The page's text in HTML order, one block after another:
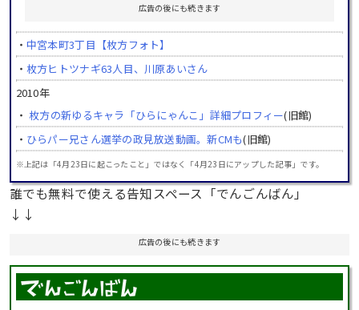
広告の後にも続きます
・ 中宮本町3丁目【枚方フォト】
・ 枚方ヒトツナギ63人目、川原あいさん
2010年
・ 枚方の新ゆるキャラ「ひらにゃんこ」詳細プロフィー(旧館)
・ ひらパー兄さん選挙の政見放送動画。新CMも(旧館)
※上記は「4月23日に起こったこと」ではなく「4月23日にアップした記事」です。
誰でも無料で使える告知スペース「でんごんばん」
↓↓
広告の後にも続きます